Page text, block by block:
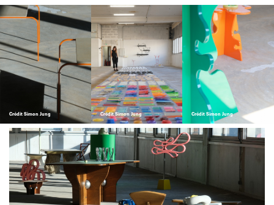
Crédit Simon Jung Crédit Simon Jung Crédit Simon Jung